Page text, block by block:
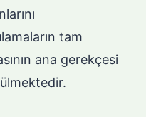
tam
ana gerekçesi